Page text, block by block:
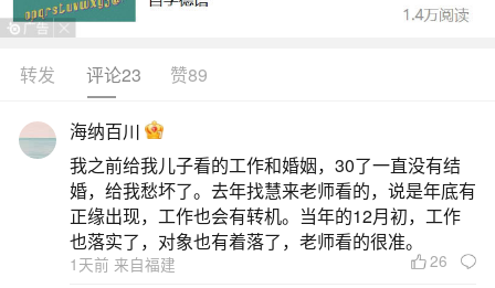
生活中像属牛的和属兔的合婚吗？都是很常见
的问题，但是小问题不注意可能会引起大麻烦，下
面就这个问题给大家做一些解读：
1、生肖合婚:属牛和属兔的婚姻怎么样相合吗
最后可能会组成一个幸福圆满的家庭。生肖牛
转发 评论23 赞89
海纳百川
我之前给我儿子看的工作和婚姻，30了一直没有结
婚，给我愁坏了。去年找慧来老师看的，说是年底有
正缘出现，工作也会有转机。当年的12月初，工作
也落实了，对象也有着落了，老师看的很准。
1天前 来自福建 26